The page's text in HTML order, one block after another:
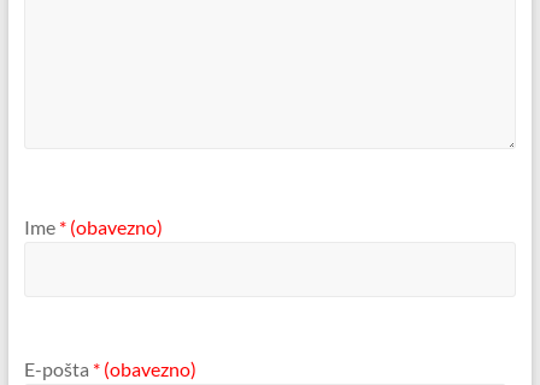
Ime * (obavezno)
E-pošta * (obavezno)